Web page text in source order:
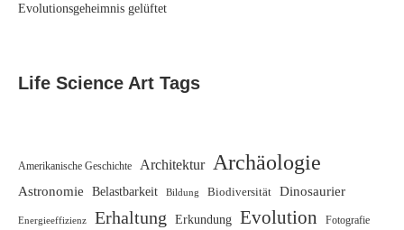
Evolutionsgeheimnis gelüftet
Life Science Art Tags
Amerikanische Geschichte Architektur Archäologie
Astronomie Belastbarkeit Bildung Biodiversität Dinosaurier
Energieeffizienz Erhaltung Erkundung Evolution Fotografie